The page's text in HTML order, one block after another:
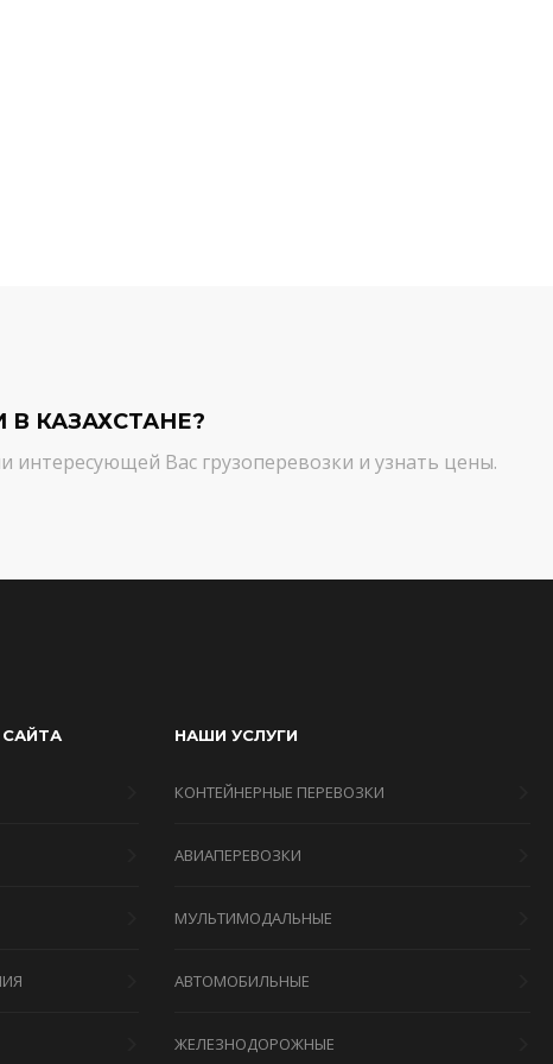
КАЗАХСТАНЕ?
интересующей Вас грузоперевозки и узнать цены.
НАШИ УСЛУГИ
КОНТЕЙНЕРНЫЕ ПЕРЕВОЗКИ
АВИАПЕРЕВОЗКИ
МУЛЬТИМОДАЛЬНЫЕ
АВТОМОБИЛЬНЫЕ
ЖЕЛЕЗНОДОРОЖНЫЕ